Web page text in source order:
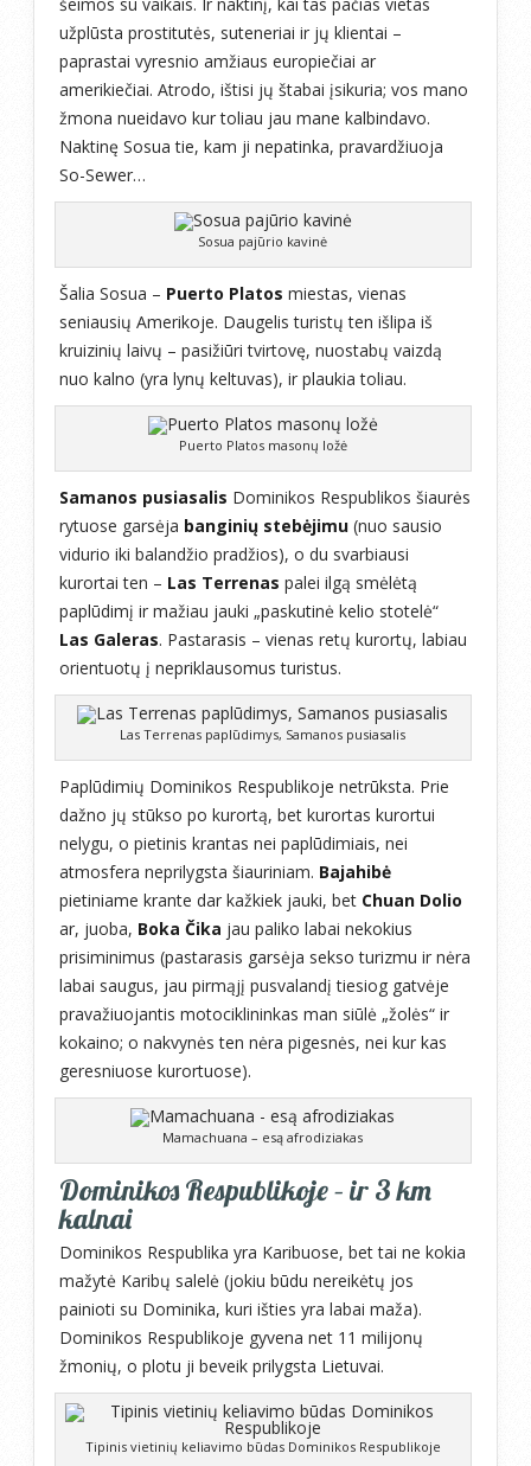
užplūsta prostitutės, suteneriai ir jų klientai –
paprastai vyresnio amžiaus europiečiai ar
amerikiečiai. Atrodo, ištisi jų štabai įsikuria; vos mano
žmona nueidavo kur toliau jau mane kalbindavo.
Naktinę Sosua tie, kam ji nepatinka, pravardžiuoja
So-Sewer…
Sosua pajūrio kavinė
Šalia Sosua – Puerto Platos miestas, vienas
seniausių Amerikoje. Daugelis turistų ten išlipa iš
kruizinių laivų – pasižiūri tvirtovę, nuostabų vaizdą
nuo kalno (yra lynų keltuvas), ir plaukia toliau.
Puerto Platos masonų ložė
Samanos pusiasalis Dominikos Respublikos šiaurės
rytuose garsėja banginių stebėjimu (nuo sausio
vidurio iki balandžio pradžios), o du svarbiausi
kurortai ten – Las Terrenas palei ilgą smėlėtą
paplūdimį ir mažiau jauki „paskutinė kelio stotelė“
Las Galeras. Pastarasis – vienas retų kurortų, labiau
orientuotų į nepriklausomus turistus.
Las Terrenas paplūdimys, Samanos pusiasalis
Paplūdimių Dominikos Respublikoje netrūksta. Prie
dažno jų stūkso po kurortą, bet kurortas kurortui
nelygu, o pietinis krantas nei paplūdimiais, nei
atmosfera neprilygsta šiauriniam. Bajahibė
pietiniame krante dar kažkiek jauki, bet Chuan Dolio
ar, juoba, Boka Čika jau paliko labai nekokius
prisiminimus (pastarasis garsėja sekso turizmu ir nėra
labai saugus, jau pirmąjį pusvalandį tiesiog gatvėje
pravažiuojantis motociklininkas man siūlė „žolės“ ir
kokaino; o nakvynės ten nėra pigesnės, nei kur kas
geresniuose kurortuose).
Mamachuana – esą afrodiziakas
Dominikos Respublikoje – ir 3 km
kalnai
Dominikos Respublika yra Karibuose, bet tai ne kokia
mažytė Karibų salelė (jokiu būdu nereikėtų jos
painioti su Dominika, kuri išties yra labai maža).
Dominikos Respublikoje gyvena net 11 milijonų
žmonių, o plotu ji beveik prilygsta Lietuvai.
Tipinis vietinių keliavimo būdas Dominikos Respublikoje